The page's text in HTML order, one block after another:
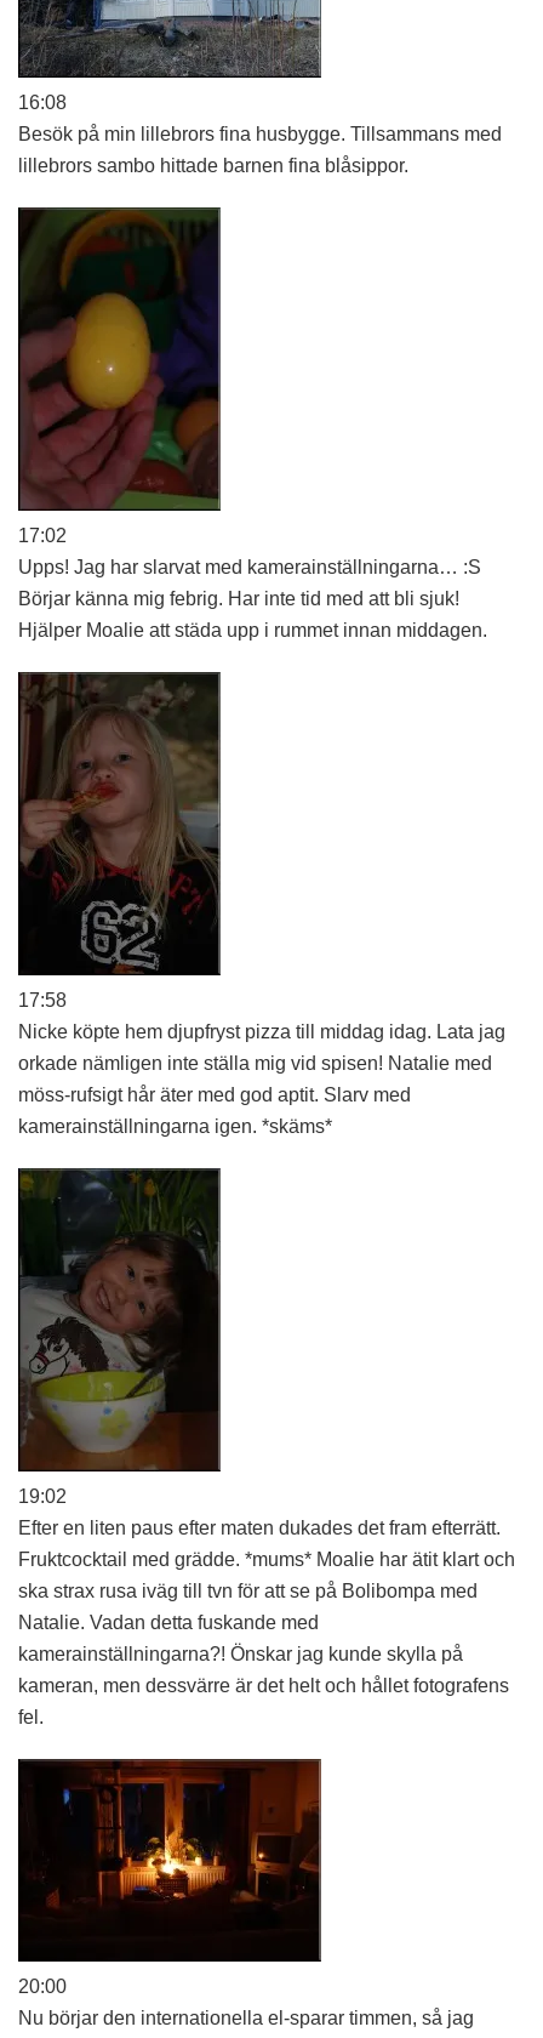
16:08
Besök på min lillebrors fina husbygge. Tillsammans med
lillebrors sambo hittade barnen fina blåsippor.
17:02
Upps! Jag har slarvat med kamerainställningarna… :S
Börjar känna mig febrig. Har inte tid med att bli sjuk!
Hjälper Moalie att städa upp i rummet innan middagen.
17:58
Nicke köpte hem djupfryst pizza till middag idag. Lata jag
orkade nämligen inte ställa mig vid spisen! Natalie med
möss-rufsigt hår äter med god aptit. Slarv med
kamerainställningarna igen. *skäms*
19:02
Efter en liten paus efter maten dukades det fram efterrätt.
Fruktcocktail med grädde. *mums* Moalie har ätit klart och
ska strax rusa iväg till tvn för att se på Bolibompa med
Natalie. Vadan detta fuskande med
kamerainställningarna?! Önskar jag kunde skylla på
kameran, men dessvärre är det helt och hållet fotografens
fel.
20:00
Nu börjar den internationella el-sparar timmen, så jag